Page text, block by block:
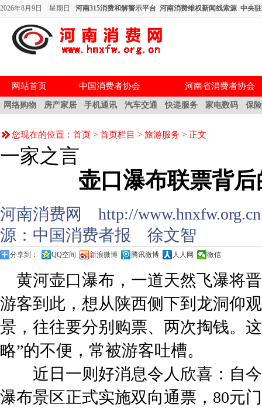
2026年8月9日 星期日 河南315消费和解警示平台 河南消费维权新闻线索源 中央
网站首页 中国消费者协会 河南省消费者协会
网络购物 房产家居 手机通讯 汽车交通 快递服务 家电数码 保
您现在的位置： 首页 > 首页栏目 > 旅游服务 > 正文
一家之言
壶口瀑布联票背
河南消费网 http://
源： 中国消费者报 徐文智
分享到： QQ空间 新浪微博 腾讯微博 人人网 微信
黄河壶口瀑布，一道天然飞瀑将
游客到此，想从陕西侧下到龙洞仰
景，往往要分别购票、两次掏钱。
略”的不便，常被游客吐槽。
近日一则好消息令人欣喜：自今
瀑布景区正式实施双向通票，80元